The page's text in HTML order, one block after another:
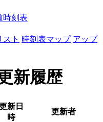
時刻表
スト 時刻表マップ アップ
新履歴
新日
時
更新者